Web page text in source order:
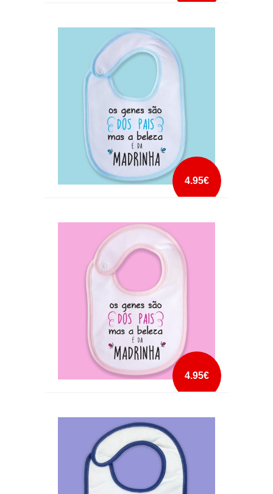
mais info
add à lista
4.95€
mais info
4.95€
mais info
add à lista